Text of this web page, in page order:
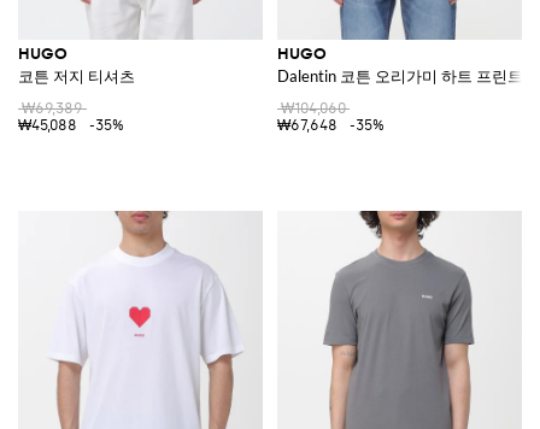
HUGO
코튼 저지 티셔츠
₩69,389
₩45,088
-35%
HUGO
Dalentin 코튼 오리가미 하트 프린트
₩104,060
₩67,648
-35%